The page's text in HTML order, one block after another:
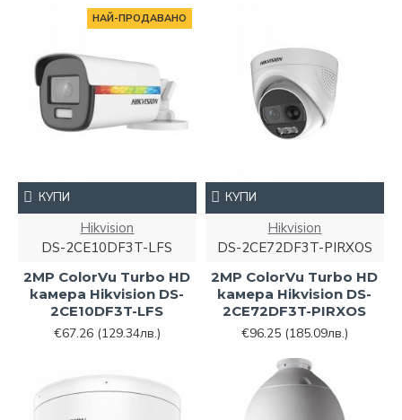
НАЙ-ПРОДАВАНО
Hikvision
DS-2CE10DF3T-LFS
2MP ColorVu Turbo HD
камера Hikvision DS-
2CE10DF3T-LFS
€67.26 (129.34лв.)
КУПИ
Hikvision
DS-2CE72DF3T-PIRXOS
2MP ColorVu Turbo HD
камера Hikvision DS-
2CE72DF3T-PIRXOS
€96.25 (185.09лв.)
КУПИ